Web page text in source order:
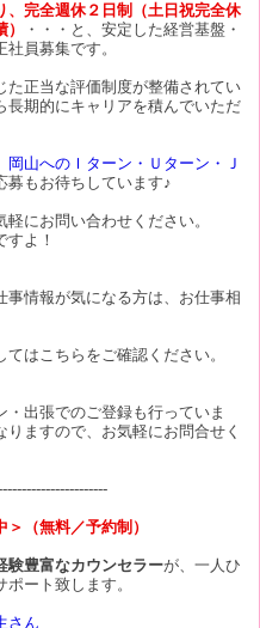
、完全週休２日制（土日祝完全休
・・・と、安定した経営基盤・
員募集です。
た正当な評価制度が整備されてい
長期的にキャリアを積んでいただ
岡山へのＩターン・Ｕターン・Ｊ
募もお待ちしています♪
にお問い合わせください。
よ！
事情報が気になる方は、お仕事相
はこちらをご確認ください。
出張でのご登録も行っていま
ますので、お気軽にお問合せく
（無料／予約制）
験豊富なカウンセラーが、一人ひ
ート致します。
さん